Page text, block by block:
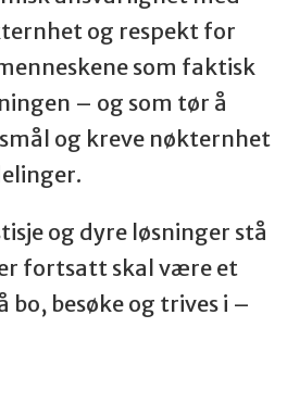
og respekt for
som faktisk
– og som tør å
og kreve nøkternhet
og dyre løsninger stå
fortsatt skal være et
bo, besøke og trives i –